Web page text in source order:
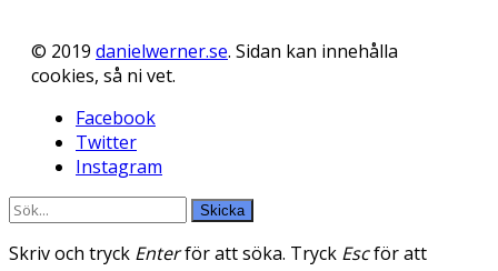
© 2019 danielwerner.se. Sidan kan innehålla
cookies, så ni vet.
Facebook
Twitter
Instagram
Skicka
Skriv och tryck Enterför att söka. Tryck Escför att